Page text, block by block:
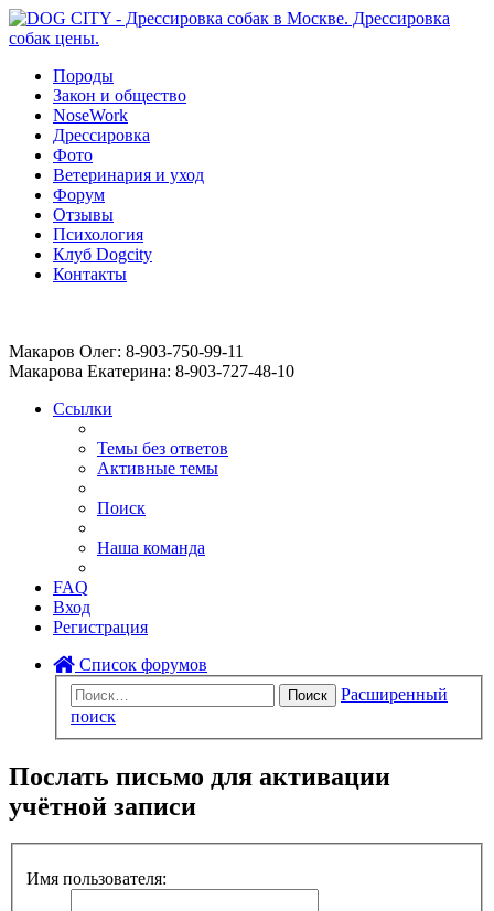
Породы
Закон и общество
NoseWork
Дрессировка
Фото
Ветеринария и уход
Форум
Отзывы
Психология
Клуб Dogcity
Контакты
Макаров Олег: 8-903-750-99-11
Макарова Екатерина: 8-903-727-48-10
Ссылки
Темы без ответов
Активные темы
Поиск
Наша команда
FAQ
Вход
Регистрация
Список форумов
Поиск
Расширенный
поиск
Послать письмо для активации
учётной записи
Имя пользователя: